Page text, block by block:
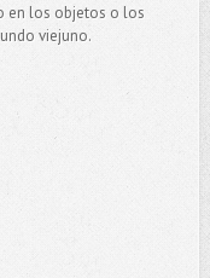
en los objetos o los
viejuno.